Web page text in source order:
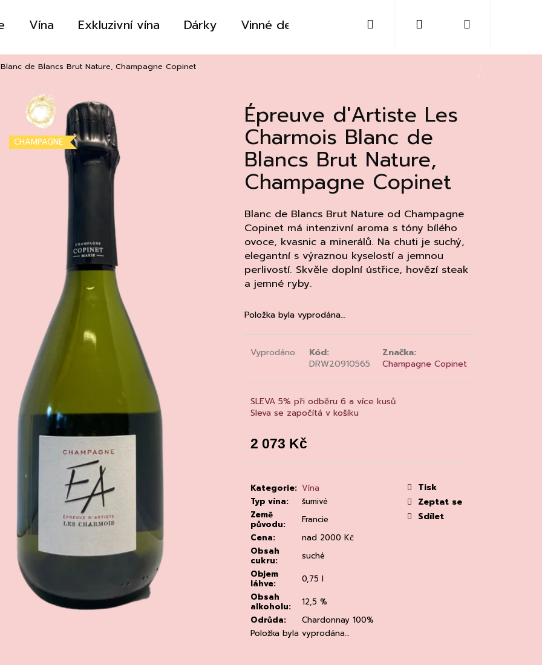
Vína Exkluzivní vína Dárky Vinné destiláty Sklo Doplňky Kontakt
Přihlášení
de Blancs Brut Nature, Champagne Copinet
Épreuve d'Artiste Les
Charmois Blanc de
Blancs Brut Nature,
Champagne Copinet
Blanc de Blancs Brut Nature od Champagne
Copinet má intenzivní aroma s tóny bílého
ovoce, kvasnic a minerálů. Na chuti je suchý,
elegantní s výraznou kyselostí a jemnou
perlivostí. Skvěle doplní ústřice, hovězí steak
a jemné ryby.
Položka byla vyprodána…
Vyprodáno
Kód:
DRW20910565
Značka:
Champagne Copinet
SLEVA 5% při odběru 6 a více kusů
Sleva se započítá v košíku
2 073 Kč
cena:
Kategorie: Vína
Typ vína:
šumivé
Země
původu:
Francie
Cena:
nad 2000 Kč
Obsah
cukru:
suché
Objem
láhve:
0,75 l
Obsah
alkoholu:
12,5 %
Odrůda:
Chardonnay 100%
Položka byla vyprodána…
Tisk
Zeptat se
Sdílet
CHAMPAGNE
Co potřebujete najít?
Doporučujeme
Následující
CHATELDON, VODA PERLIVÁ
DEGUSTACE DOMAINE 'ALZIPRATU